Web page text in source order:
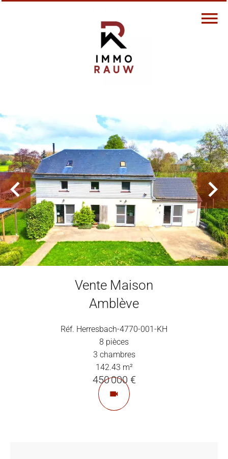
Vente Maison
Amblève
Réf. Herresbach-4770-001-KH
8 pièces
3 chambres
142.43 m²
450 000 €